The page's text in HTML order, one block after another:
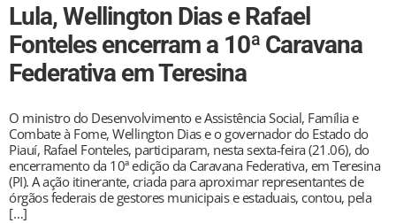
Lula, Wellington Dias e Rafael
Fonteles encerram a 10ª Caravana
Federativa em Teresina
O ministro do Desenvolvimento e Assistência Social, Família e
Combate à Fome, Wellington Dias e o governador do Estado do
Piauí, Rafael Fonteles, participaram, nesta sexta-feira (21.06), do
encerramento da 10ª edição da Caravana Federativa, em Teresina
(PI). A ação itinerante, criada para aproximar representantes de
órgãos federais de gestores municipais e estaduais, contou, pela
[…]